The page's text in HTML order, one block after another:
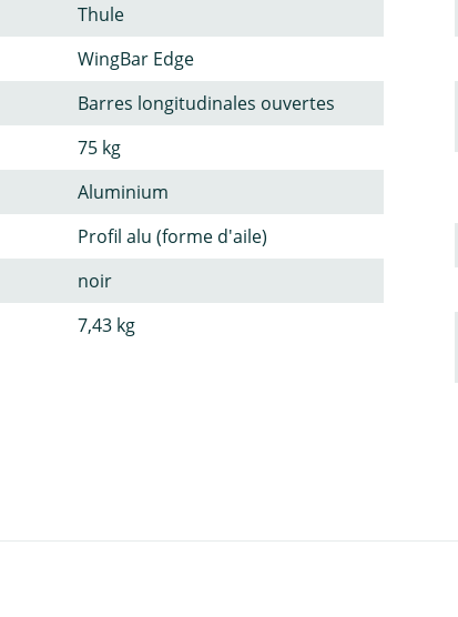
Thule
WingBar Edge
Barres longitudinales ouvertes
75 kg
Aluminium
Profil alu (forme d'aile)
noir
7,43 kg